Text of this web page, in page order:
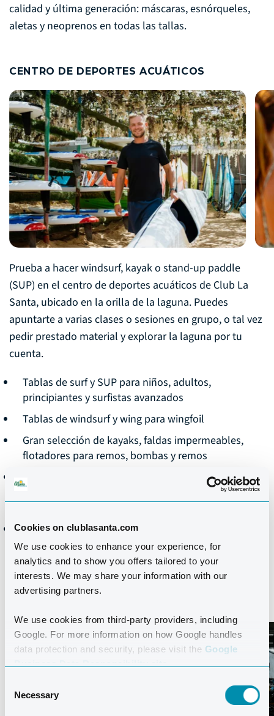
Cookies on clublasanta.com
We use cookies to enhance your experience, for
analytics and to show you offers tailored to your
interests. We may share your information with our
advertising partners.
We use cookies from third-party providers, including
Google. For more information on how Google handles
data protection and security, please visit the Google
Selection
Necessary
calidad y última generación: máscaras, esnórqueles,
aletas y neoprenos en todas las tallas.
CENTRO DE DEPORTES ACUÁTICOS
Prueba a hacer windsurf, kayak o stand-up paddle
(SUP) en el centro de deportes acuáticos de Club La
Santa, ubicado en la orilla de la laguna. Puedes
apuntarte a varias clases o sesiones en grupo, o tal vez
pedir prestado material y explorar la laguna por tu
cuenta.
Tablas de surf y SUP para niños, adultos,
principiantes y surfistas avanzados
Tablas de windsurf y wing para wingfoil
Gran selección de kayaks, faldas impermeables,
flotadores para remos, bombas y remos
Kayaks canoa de Elio (talla XL) y kayaks de travesía
Chalecos salvavidas, neoprenos y calzado
CENTRO Y TALLER DE BICICLETAS